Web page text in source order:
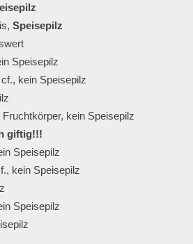
Speisepilz
Speisepilz
kein Speisepilz
kein Speisepilz
giftig!!!
Speisepilz
kein Speisepilz
Speisepilz